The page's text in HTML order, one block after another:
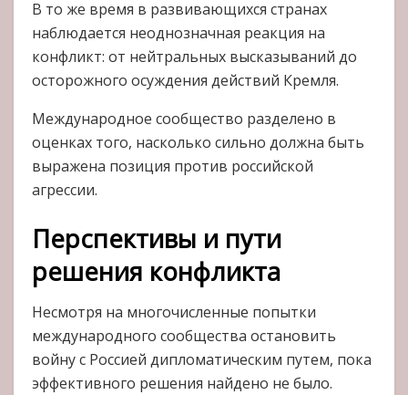
В то же время в развивающихся странах
наблюдается неоднозначная реакция на
конфликт: от нейтральных высказываний до
осторожного осуждения действий Кремля.
Международное сообщество разделено в
оценках того, насколько сильно должна быть
выражена позиция против российской
агрессии.
Перспективы и пути
решения конфликта
Несмотря на многочисленные попытки
международного сообщества остановить
войну с Россией дипломатическим путем, пока
эффективного решения найдено не было.